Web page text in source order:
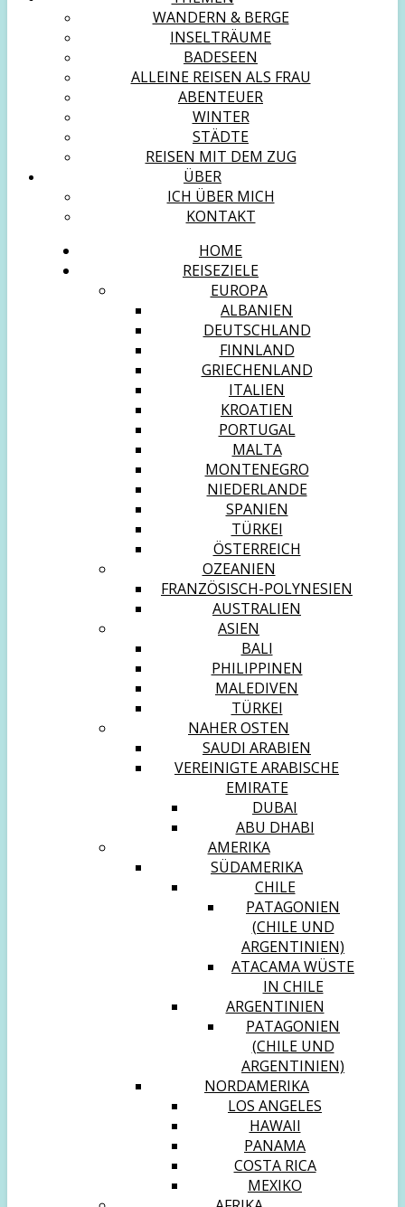
WANDERN & BERGE
INSELTRÄUME
BADESEEN
ALLEINE REISEN ALS FRAU
ABENTEUER
WINTER
STÄDTE
REISEN MIT DEM ZUG
ÜBER
ICH ÜBER MICH
KONTAKT
HOME
REISEZIELE
EUROPA
ALBANIEN
DEUTSCHLAND
FINNLAND
GRIECHENLAND
ITALIEN
KROATIEN
PORTUGAL
MALTA
MONTENEGRO
NIEDERLANDE
SPANIEN
TÜRKEI
ÖSTERREICH
OZEANIEN
FRANZÖSISCH-POLYNESIEN
AUSTRALIEN
ASIEN
BALI
PHILIPPINEN
MALEDIVEN
TÜRKEI
NAHER OSTEN
SAUDI ARABIEN
VEREINIGTE ARABISCHE
EMIRATE
DUBAI
ABU DHABI
AMERIKA
SÜDAMERIKA
CHILE
PATAGONIEN
(CHILE UND
ARGENTINIEN)
ATACAMA WÜSTE
IN CHILE
ARGENTINIEN
PATAGONIEN
(CHILE UND
ARGENTINIEN)
NORDAMERIKA
LOS ANGELES
HAWAII
PANAMA
COSTA RICA
MEXIKO